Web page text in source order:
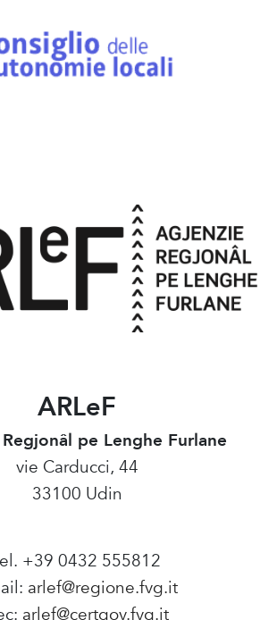
ARLeF
pe Lenghe Furlane
vie Carducci, 44
33100 Udin
+39 0432 555812
arlef@regione.fvg.it
arlef@certgov.fvg.it